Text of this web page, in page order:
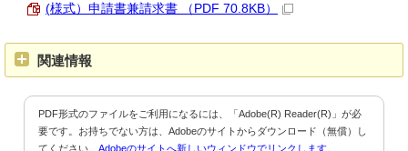
(様式）申請書兼請求書 （PDF 70.8KB）
関連情報
PDF形式のファイルをご利用になるには、「Adobe(R) Reader(R)」が必
要です。お持ちでない方は、Adobeのサイトからダウンロード（無償）し
てください。 Adobeのサイトへ新しいウィンドウでリンクします。